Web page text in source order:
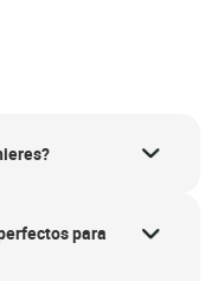
para